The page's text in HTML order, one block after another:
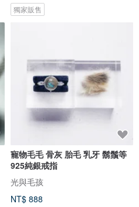
獨家販售
寵物毛毛 骨灰 胎毛 乳牙 鬍鬚等
925純銀戒指
光與毛孩
NT$ 888